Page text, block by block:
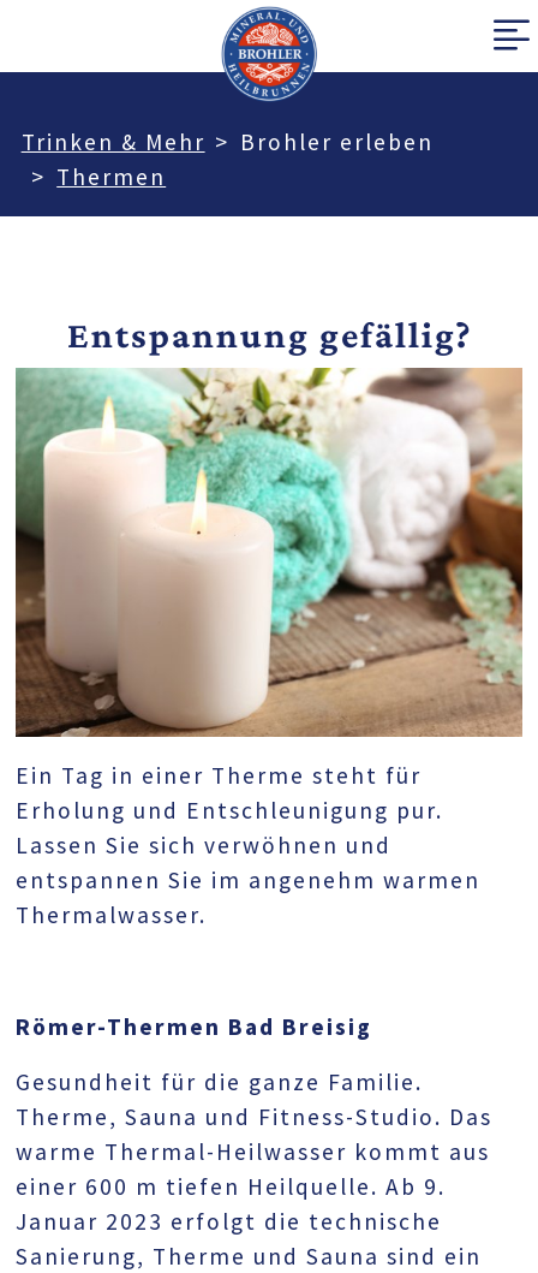
Trinken & Mehr
Brohler erleben
Thermen
Entspannung gefällig?
Ein Tag in einer Therme steht für
Erholung und Entschleunigung pur.
Lassen Sie sich verwöhnen und
entspannen Sie im angenehm warmen
Thermalwasser.
Römer-Thermen Bad Breisig
Gesundheit für die ganze Familie.
Therme, Sauna und Fitness-Studio. Das
warme Thermal-Heilwasser kommt aus
einer 600 m tiefen Heilquelle. Ab 9.
Januar 2023 erfolgt die technische
Sanierung, Therme und Sauna sind ein